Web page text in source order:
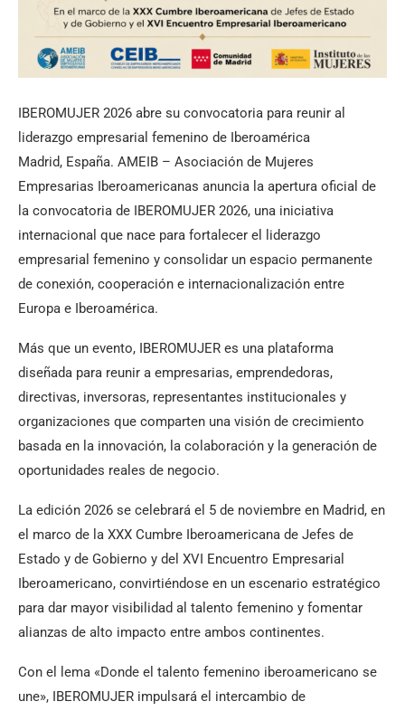
IBEROMUJER 2026 abre su convocatoria para reunir al
liderazgo empresarial femenino de Iberoamérica
Madrid, España. AMEIB – Asociación de Mujeres
Empresarias Iberoamericanas anuncia la apertura oficial de
la convocatoria de IBEROMUJER 2026, una iniciativa
internacional que nace para fortalecer el liderazgo
empresarial femenino y consolidar un espacio permanente
de conexión, cooperación e internacionalización entre
Europa e Iberoamérica.
Más que un evento, IBEROMUJER es una plataforma
diseñada para reunir a empresarias, emprendedoras,
directivas, inversoras, representantes institucionales y
organizaciones que comparten una visión de crecimiento
basada en la innovación, la colaboración y la generación de
oportunidades reales de negocio.
La edición 2026 se celebrará el 5 de noviembre en Madrid, en
el marco de la XXX Cumbre Iberoamericana de Jefes de
Estado y de Gobierno y del XVI Encuentro Empresarial
Iberoamericano, convirtiéndose en un escenario estratégico
para dar mayor visibilidad al talento femenino y fomentar
alianzas de alto impacto entre ambos continentes.
Con el lema «Donde el talento femenino iberoamericano se
une», IBEROMUJER impulsará el intercambio de